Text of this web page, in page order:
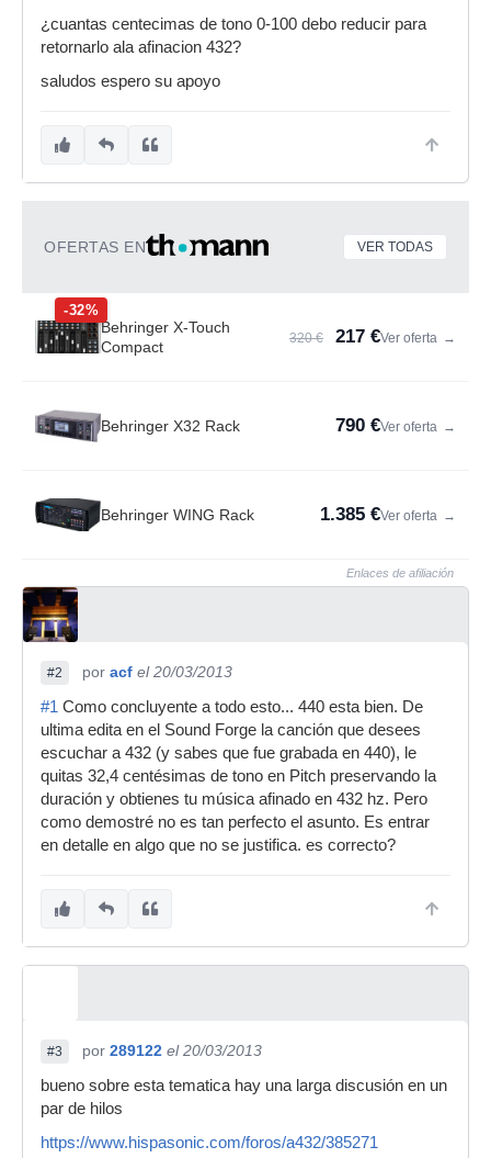
¿cuantas centecimas de tono 0-100 debo reducir para
retornarlo ala afinacion 432?
saludos espero su apoyo
OFERTAS EN VER TODAS
-32%
Behringer X-Touch
Compact
320 € 217 €Ver oferta →
Behringer X32 Rack 790 €Ver oferta →
Behringer WING Rack 1.385 €Ver oferta →
Enlaces de afiliación
#2 por acf el 20/03/2013
#1 Como concluyente a todo esto... 440 esta bien. De
ultima edita en el Sound Forge la canción que desees
escuchar a 432 (y sabes que fue grabada en 440), le
quitas 32,4 centésimas de tono en Pitch preservando la
duración y obtienes tu música afinado en 432 hz. Pero
como demostré no es tan perfecto el asunto. Es entrar
en detalle en algo que no se justifica. es correcto?
#3 por 289122 el 20/03/2013
bueno sobre esta tematica hay una larga discusión en un
par de hilos
https://www.hispasonic.com/foros/a432/385271